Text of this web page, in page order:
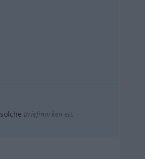
solche Briefmarken etc